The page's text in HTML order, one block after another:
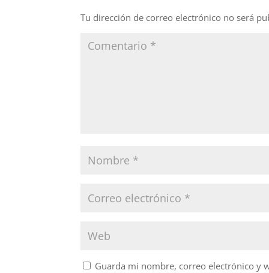
o
k
Tu dirección de correo electrónico no será
Guarda mi nombre, correo electrónico y